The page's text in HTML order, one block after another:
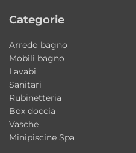
sia a piccoli ambienti
Dotazione
Staffe di fissaggio
d’appoggio.
Materiali resistenti e
La qualità della
Categorie
Arredo bagno
Mobili bagno
Lavabi
Sanitari
Rubinetteria
Box doccia
Vasche
Minipiscine Spa